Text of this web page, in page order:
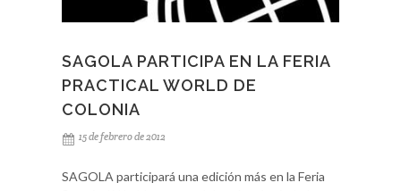
SAGOLA PARTICIPA EN LA FERIA
PRACTICAL WORLD DE
COLONIA
15 de febrero de 2012
SAGOLA participará una edición más en la Feria